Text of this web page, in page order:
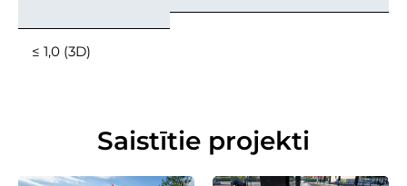
≤ 1,0 (3D)
Saistītie projekti